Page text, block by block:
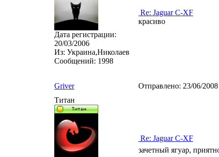
Дата регистрации:
20/03/2006
Из: Украина,Николаев
Сообщений: 1998
Re: Jaguar C-XF
красиво
Griver Отправлено: 23/06/
Титан
Re: Jaguar C-XF
зачетный ягуар,